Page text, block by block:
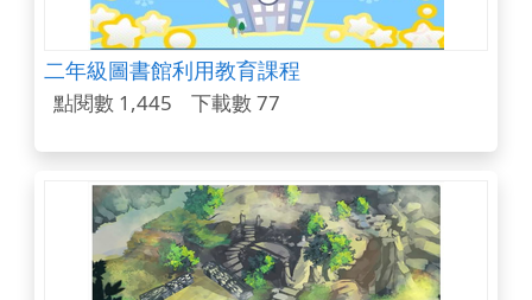
二年級圖書館利用教育課程
點閱數 1,445 下載數 77